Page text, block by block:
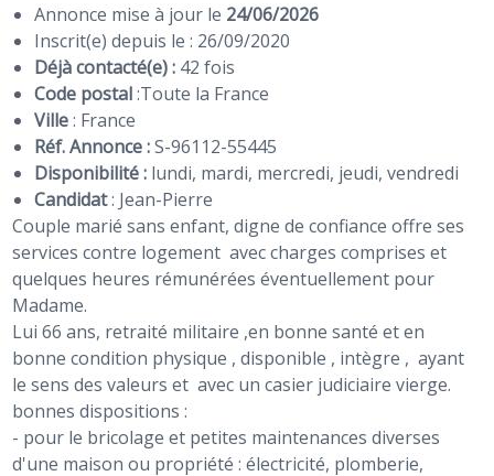
Annonce mise à jour le 24/06/2026
Inscrit(e) depuis le : 26/09/2020
Déjà contacté(e) : 42 fois
Code postal:Toute la France
Ville: France
Réf. Annonce :S-96112-55445
Disponibilité : lundi, mardi, mercredi, jeudi, vendredi
Candidat: Jean-Pierre
Couple marié sans enfant, digne de confiance offre ses
services contre logement avec charges comprises et
quelques heures rémunérées éventuellement pour
Madame.
Lui 66 ans, retraité militaire ,en bonne santé et en
bonne condition physique , disponible , intègre , ayant
le sens des valeurs et avec un casier judiciaire vierge.
bonnes dispositions :
- pour le bricolage et petites maintenances diverses
d'une maison ou propriété : électricité, plomberie,